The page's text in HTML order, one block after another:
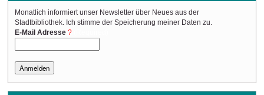
Monatlich informiert unser Newsletter über Neues aus der
Stadtbibliothek. Ich stimme der Speicherung meiner Daten zu.
E-Mail Adresse